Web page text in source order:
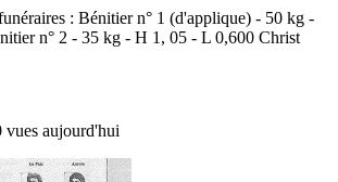
: Bénitier n° 1 (d'applique) - 50 kg -
n° 2 - 35 kg - H 1, 05 - L 0,600 Christ
vues aujourd'hui